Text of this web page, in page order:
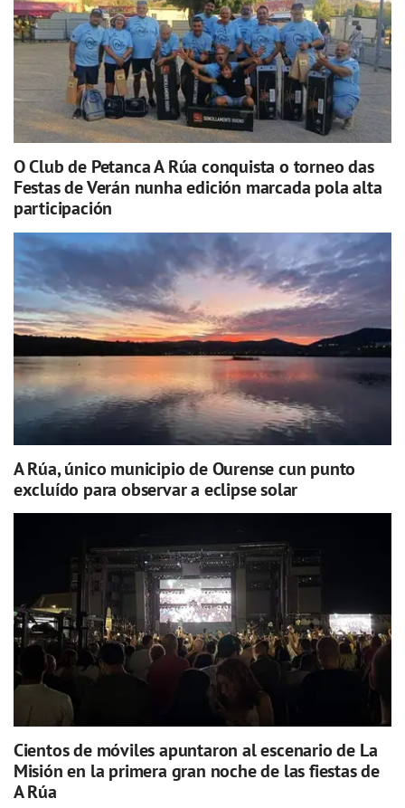
O Club de Petanca A Rúa conquista o torneo das
Festas de Verán nunha edición marcada pola alta
participación
A Rúa, único municipio de Ourense cun punto
excluído para observar a eclipse solar
Cientos de móviles apuntaron al escenario de La
Misión en la primera gran noche de las fiestas de
A Rúa